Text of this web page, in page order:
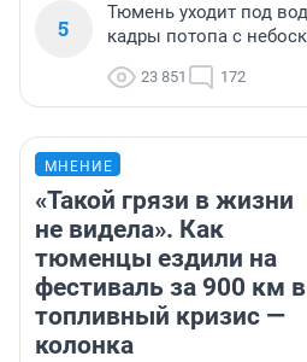
5
Тюмень уходит под
кадры потопа с
23 851 172
МНЕНИЕ
«Такой грязи в жизни
не видела». Как
тюменцы ездили на
фестиваль за 900 км в
топливный кризис —
колонка